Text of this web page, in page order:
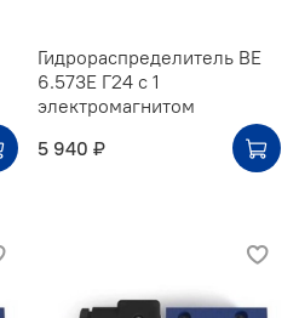
Гидрораспределитель ВЕ
6.573Е Г24 с 1
электромагнитом
5 940 ₽